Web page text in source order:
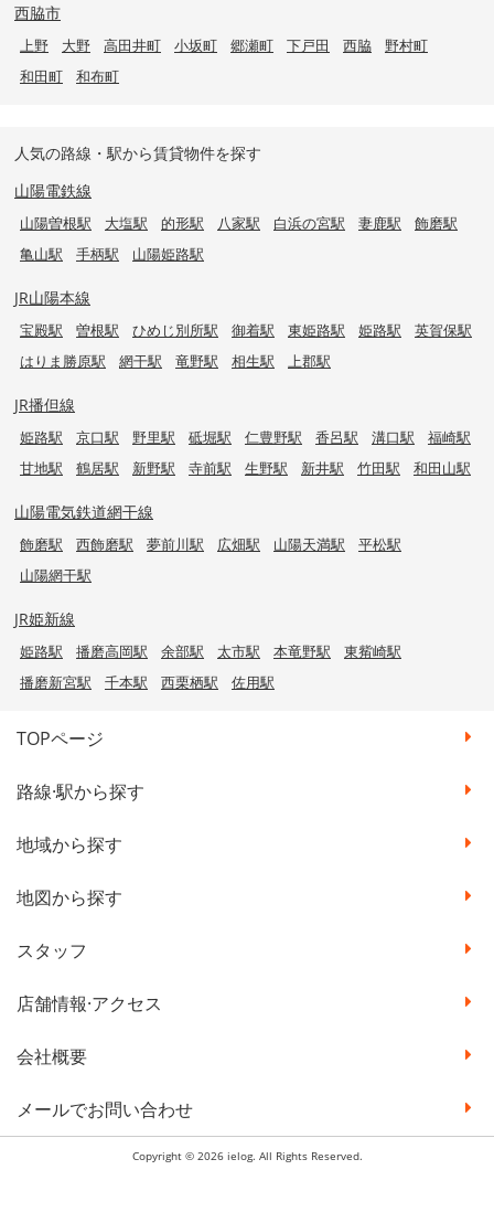
西脇市
上野 大野 高田井町 小坂町 郷瀬町 下戸田 西脇
野村町
和田町
和布町
人気の路線・駅から賃貸物件を探す
山陽電鉄線
山陽曽根駅 大塩駅 的形駅 八家駅 白浜の宮駅 妻鹿駅
飾磨駅
亀山駅
手柄駅 山陽姫路駅
JR山陽本線
宝殿駅 曽根駅 ひめじ別所駅 御着駅 東姫路駅 姫路駅
英賀保駅
はりま勝原駅
網干駅 竜野駅 相生駅 上郡駅
JR播但線
姫路駅 京口駅 野里駅 砥堀駅 仁豊野駅 香呂駅 溝口駅
福崎駅
甘地駅
鶴居駅 新野駅 寺前駅 生野駅 新井駅 竹田駅 和田山駅
山陽電気鉄道網干線
飾磨駅 西飾磨駅 夢前川駅 広畑駅 山陽天満駅
平松駅
山陽網干駅
JR姫新線
姫路駅 播磨高岡駅 余部駅 太市駅 本竜野駅
東觜崎駅
播磨新宮駅
千本駅 西栗栖駅 佐用駅
TOPページ
路線·駅から探す
地域から探す
地図から探す
スタッフ
店舗情報·アクセス
会社概要
メールでお問い合わせ
Copyright © 2026 ielog. All Rights Reserved.